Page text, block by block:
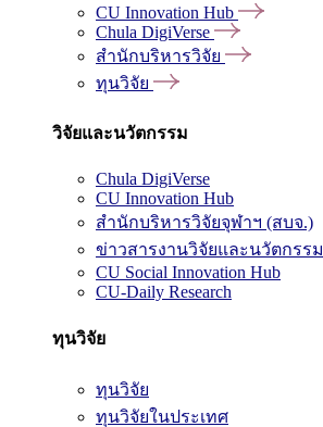
CU Innovation Hub
Chula DigiVerse
สำนักบริหารวิจัย
ทุนวิจัย
วิจัยและนวัตกรรม
Chula DigiVerse
CU Innovation Hub
สำนักบริหารวิจัยจุฬาฯ (สบจ.)
ข่าวสารงานวิจัยและนวัตกรรม
CU Social Innovation Hub
CU-Daily Research
ทุนวิจัย
ทุนวิจัย
ทุนวิจัยในประเทศ